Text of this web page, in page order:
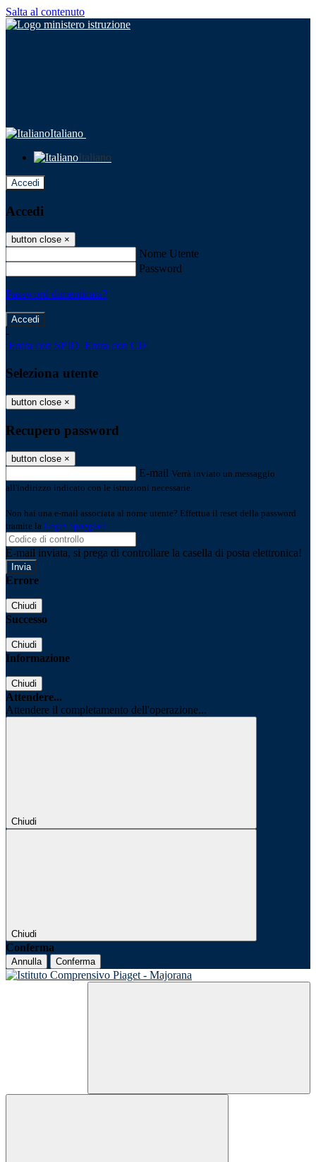
Salta al contenuto
Italiano
Italiano
Accedi
Accedi
button close ×
Nome Utente
Password
Password dimenticata?
-
Entra con SPID Entra con CIE
Seleziona utente
button close ×
Recupero password
button close ×
E-mail Verrà inviato un messaggio
all'indirizzo indicato con le istruzioni necessarie.
Non hai una e-mail associata al nome utente? Effettua il reset della password
tramite la Login Spaggiari
E-mail inviata, si prega di controllare la casella di posta elettronica!
Errore
Chiudi
Successo
Chiudi
Informazione
Chiudi
Attendere...
Attendere il completamento dell'operazione...
Chiudi
Chiudi
Conferma
Annulla Conferma